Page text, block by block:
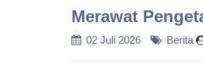
Merawat
02 Juli 2026 Berita